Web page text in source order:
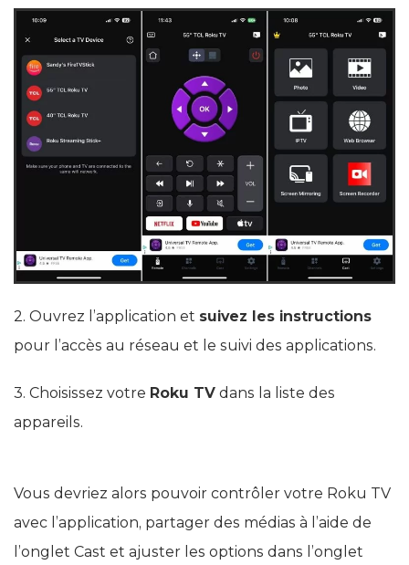
2. Ouvrez l’application et suivez les instructions
pour l’accès au réseau et le suivi des applications.
3. Choisissez votre Roku TV dans la liste des
appareils.
Vous devriez alors pouvoir contrôler votre Roku TV
avec l’application, partager des médias à l’aide de
l’onglet Cast et ajuster les options dans l’onglet